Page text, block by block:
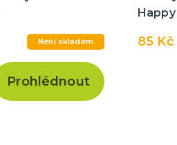
Není skladem
Prohlédnout
85 Kč